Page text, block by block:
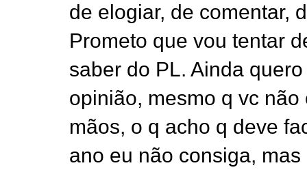
de elogiar, de comentar,
Prometo que vou tentar
saber do PL. Ainda
opinião, mesmo q vc
mãos, o q acho q deve
ano eu não consiga,